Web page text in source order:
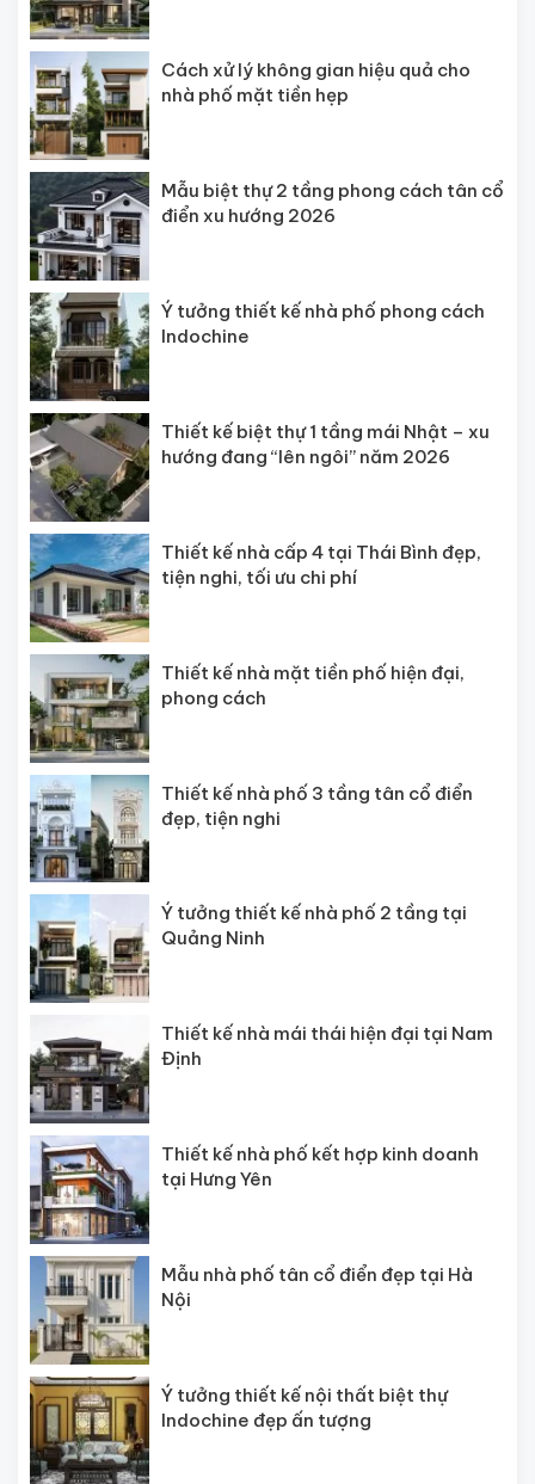
Cách xử lý không gian hiệu quả cho
nhà phố mặt tiền hẹp
Mẫu biệt thự 2 tầng phong cách tân cổ
điển xu hướng 2026
Ý tưởng thiết kế nhà phố phong cách
Indochine
Thiết kế biệt thự 1 tầng mái Nhật – xu
hướng đang “lên ngôi” năm 2026
Thiết kế nhà cấp 4 tại Thái Bình đẹp,
tiện nghi, tối ưu chi phí
Thiết kế nhà mặt tiền phố hiện đại,
phong cách
Thiết kế nhà phố 3 tầng tân cổ điển
đẹp, tiện nghi
Ý tưởng thiết kế nhà phố 2 tầng tại
Quảng Ninh
Thiết kế nhà mái thái hiện đại tại Nam
Định
Thiết kế nhà phố kết hợp kinh doanh
tại Hưng Yên
Mẫu nhà phố tân cổ điển đẹp tại Hà
Nội
Ý tưởng thiết kế nội thất biệt thự
Indochine đẹp ấn tượng